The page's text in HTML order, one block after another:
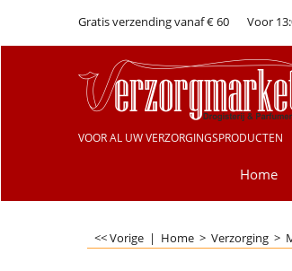
Gratis verzending vanaf € 60 Voor
VOOR AL UW VERZORGINGSPRODUCTEN
Home
<< Vorige | Home > Verzorging >